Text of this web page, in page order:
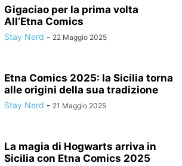
Gigaciao per la prima volta
All’Etna Comics
Stay Nerd - 22 Maggio 2025
Etna Comics 2025: la Sicilia torna
alle origini della sua tradizione
Stay Nerd - 21 Maggio 2025
La magia di Hogwarts arriva in
Sicilia con Etna Comics 2025